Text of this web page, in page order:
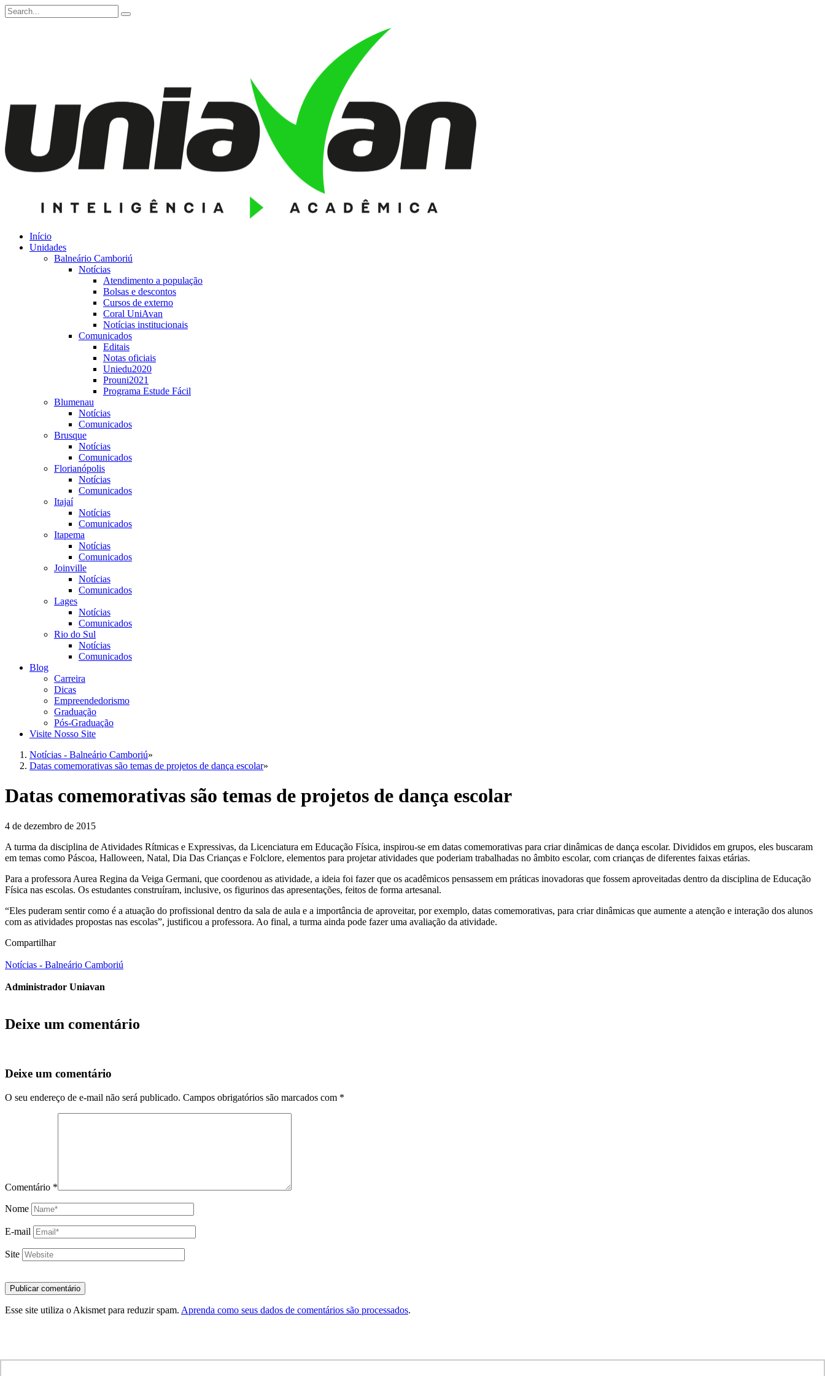
Início
Unidades
Balneário Camboriú
Notícias
Atendimento a população
Bolsas e descontos
Cursos de externo
Coral UniAvan
Notícias institucionais
Comunicados
Editais
Notas oficiais
Uniedu2020
Prouni2021
Programa Estude Fácil
Blumenau
Notícias
Comunicados
Brusque
Notícias
Comunicados
Florianópolis
Notícias
Comunicados
Itajaí
Notícias
Comunicados
Itapema
Notícias
Comunicados
Joinville
Notícias
Comunicados
Lages
Notícias
Comunicados
Rio do Sul
Notícias
Comunicados
Blog
Carreira
Dicas
Empreendedorismo
Graduação
Pós-Graduação
Visite Nosso Site
Notícias - Balneário Camboriú»
Datas comemorativas são temas de projetos de dança escolar»
Datas comemorativas são temas de projetos de dança escolar
4 de dezembro de 2015
A turma da disciplina de Atividades Rítmicas e Expressivas, da Licenciatura em Educação Física, inspirou-se em datas comemorativas para criar dinâmicas de dança escolar. Divididos em grupos, eles buscaram
em temas como Páscoa, Halloween, Natal, Dia Das Crianças e Folclore, elementos para projetar atividades que poderiam trabalhadas no âmbito escolar, com crianças de diferentes faixas etárias.
Para a professora Aurea Regina da Veiga Germani, que coordenou as atividade, a ideia foi fazer que os acadêmicos pensassem em práticas inovadoras que fossem aproveitadas dentro da disciplina de Educação
Física nas escolas. Os estudantes construíram, inclusive, os figurinos das apresentações, feitos de forma artesanal.
“Eles puderam sentir como é a atuação do profissional dentro da sala de aula e a importância de aproveitar, por exemplo, datas comemorativas, para criar dinâmicas que aumente a atenção e interação dos alunos
com as atividades propostas nas escolas”, justificou a professora. Ao final, a turma ainda pode fazer uma avaliação da atividade.
Compartilhar
Notícias - Balneário Camboriú
Administrador Uniavan
Deixe um comentário
Deixe um comentário
O seu endereço de e-mail não será publicado. Campos obrigatórios são marcados com *
Comentário *
Nome
E-mail
Site
Esse site utiliza o Akismet para reduzir spam. Aprenda como seus dados de comentários são processados.